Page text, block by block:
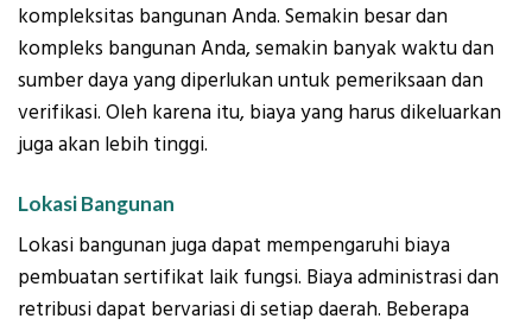
kompleksitas bangunan Anda. Semakin besar dan
kompleks bangunan Anda, semakin banyak waktu dan
sumber daya yang diperlukan untuk pemeriksaan dan
verifikasi. Oleh karena itu, biaya yang harus dikeluarkan
juga akan lebih tinggi.
Lokasi Bangunan
Lokasi bangunan juga dapat mempengaruhi biaya
pembuatan sertifikat laik fungsi. Biaya administrasi dan
retribusi dapat bervariasi di setiap daerah. Beberapa